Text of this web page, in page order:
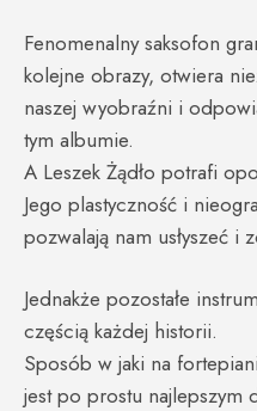
Fenomenalny saksofon
kolejne obrazy, otwiera
naszej wyobraźni i
tym albumie.
A Leszek Żądło potrafi
Jego plastyczność i
pozwalają nam usłyszeć i
Jednakże pozostałe
częścią każdej historii.
Sposób w jaki na
jest po prostu najlepszym